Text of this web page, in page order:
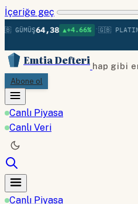
İçeriğe geç
64,38 ▲+4.66% •🇬🇧 PLATIN
Emtia Defteri hap gibi
Abone ol
Canlı Piyasa
Canlı Veri
Canlı Piyasa